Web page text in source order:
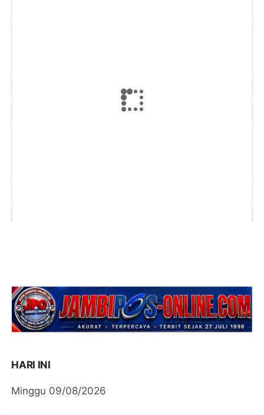
HARI INI
Minggu 09/08/2026